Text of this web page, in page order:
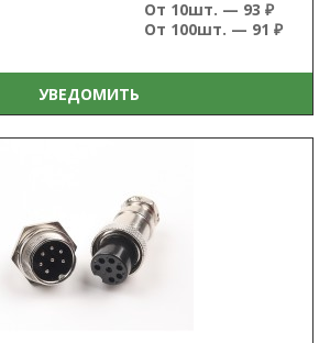
От 10шт. — 93 ₽
От 100шт. — 91 ₽
УВЕДОМИТЬ